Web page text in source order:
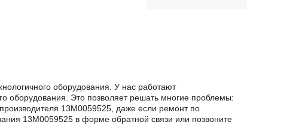
оборудования. У нас работают
оборудования. Это позволяет решать многие проблемы:
13M0059525, даже если ремонт по
13M0059525 в формe обратной связи или позвоните